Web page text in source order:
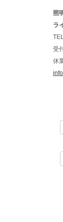
照
ラ
受
休